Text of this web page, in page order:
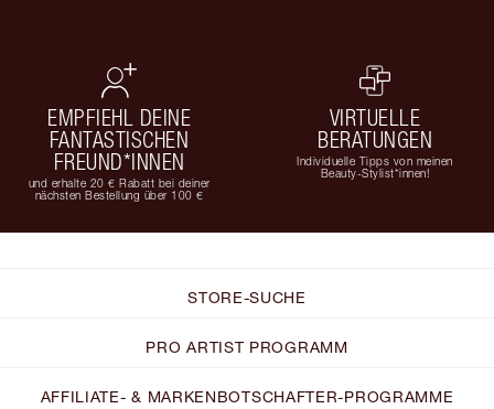
EMPFIEHL DEINE
FANTASTISCHEN
FREUND*INNEN
und erhalte 20 € Rabatt bei deiner
nächsten Bestellung über 100 €
VIRTUELLE
BERATUNGEN
Individuelle Tipps von meinen
Beauty-Stylist*innen!
STORE-SUCHE
PRO ARTIST PROGRAMM
AFFILIATE- & MARKENBOTSCHAFTER-PROGRAMME